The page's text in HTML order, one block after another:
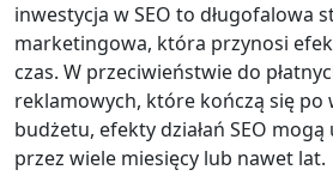
inwestycja w SEO to długofalowa
marketingowa, która przynosi
czas. W przeciwieństwie do
reklamowych, które kończą się po
budżetu, efekty działań SEO
przez wiele miesięcy lub nawet lat.